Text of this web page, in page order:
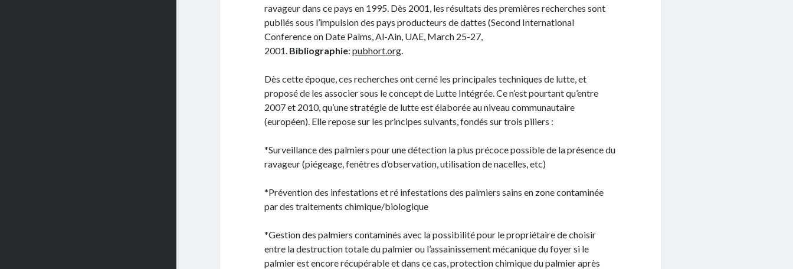
ravageur dans ce pays en 1995. Dès 2001, les résultats des premières recherches sont
publiés sous l’impulsion des pays producteurs de dattes (Second International
Conference on Date Palms, Al-Ain, UAE, March 25-27,
2001. Bibliographie:pubhort.org
Dès cette époque, ces recherches ont cerné les principales techniques de lutte, et
proposé de les associer sous le concept de Lutte Intégrée. Ce n’est pourtant qu’entre
2007 et 2010, qu’une stratégie de lutte est élaborée au niveau communautaire
(européen). Elle repose sur les principes suivants, fondés sur trois piliers :
*Surveillance des palmiers pour une détection la plus précoce possible de la présence du
ravageur (piégeage, fenêtres d’observation, utilisation de nacelles, etc)
*Prévention des infestations et ré infestations des palmiers sains en zone contaminée
par des traitements chimique/biologique
*Gestion des palmiers contaminés avec la possibilité pour le propriétaire de choisir
entre la destruction totale du palmier ou l’assainissement mécanique du foyer si le
palmier est encore récupérable et dans ce cas, protection chimique du palmier après